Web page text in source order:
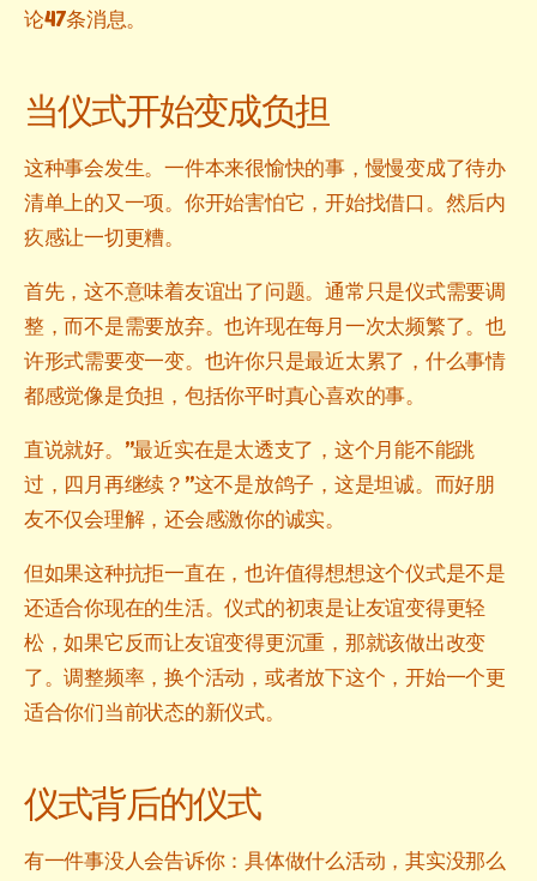
论47条消息。
当仪式开始变成负担
这种事会发生。一件本来很愉快的事，慢慢变成了待办
清单上的又一项。你开始害怕它，开始找借口。然后内
疚感让一切更糟。
首先，这不意味着友谊出了问题。通常只是仪式需要调
整，而不是需要放弃。也许现在每月一次太频繁了。也
许形式需要变一变。也许你只是最近太累了，什么事情
都感觉像是负担，包括你平时真心喜欢的事。
直说就好。”最近实在是太透支了，这个月能不能跳
过，四月再继续？”这不是放鸽子，这是坦诚。而好朋
友不仅会理解，还会感激你的诚实。
但如果这种抗拒一直在，也许值得想想这个仪式是不是
还适合你现在的生活。仪式的初衷是让友谊变得更轻
松，如果它反而让友谊变得更沉重，那就该做出改变
了。调整频率，换个活动，或者放下这个，开始一个更
适合你们当前状态的新仪式。
仪式背后的仪式
有一件事没人会告诉你：具体做什么活动，其实没那么